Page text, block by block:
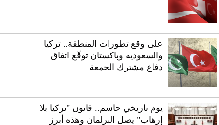
على وقع تطورات المنطقة.. تركيا
والسعودية وباكستان توقّع اتفاق
دفاع مشترك الجمعة
يوم تاريخي حاسم.. قانون "تركيا بلا
إرهاب" يصل البرلمان وهذه أبرز